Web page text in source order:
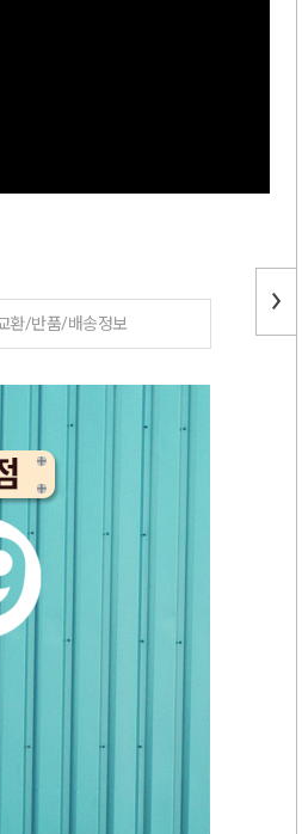
환/반품/배송정보